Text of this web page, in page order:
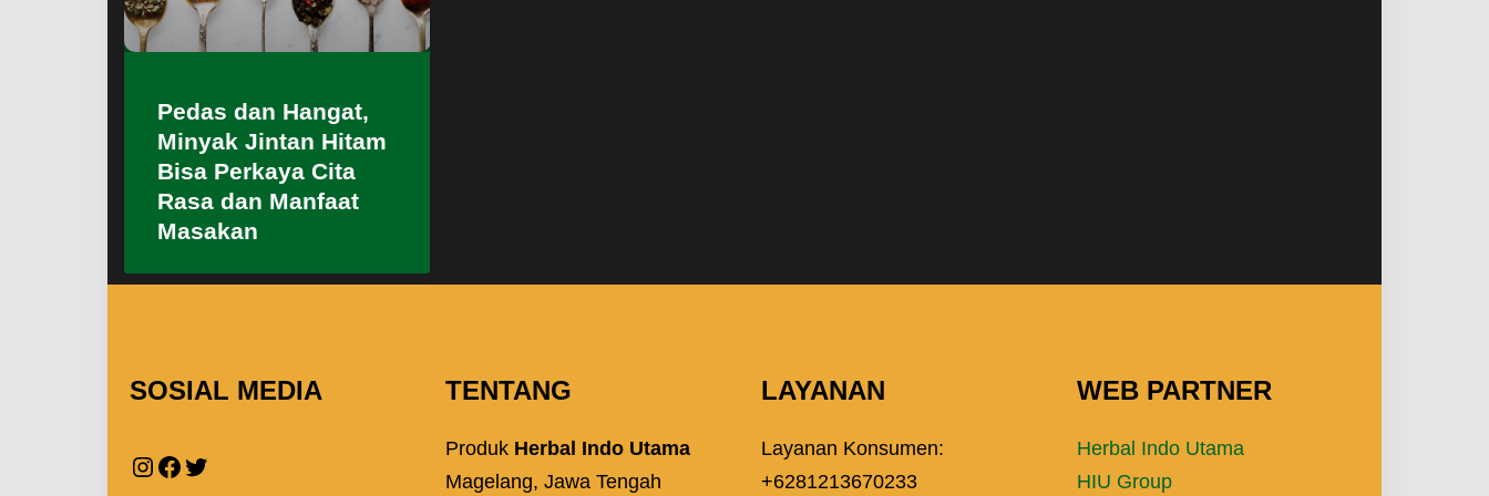
Pedas dan Hangat,
Minyak Jintan Hitam
Bisa Perkaya Cita
Rasa dan Manfaat
Masakan
SOSIAL MEDIA TENTANG
Produk Herbal Indo Utama
Magelang, Jawa Tengah
LAYANAN
Layanan Konsumen:
+6281213670233
WEB PARTNER
Herbal Indo Utama
HIU Group